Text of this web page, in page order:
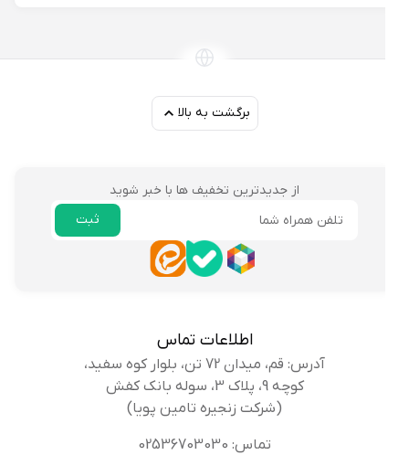
برگشت به بالا
از جدیدترین تخفیف ها با خبر شوید
اطلاعات تماس
آدرس: قم، میدان 72 تن، بلوار کوه سفید،
کوچه 9، پلاک 3، سوله بانک کفش
(شرکت زنجیره تامین پویا)
تماس: 02536703030